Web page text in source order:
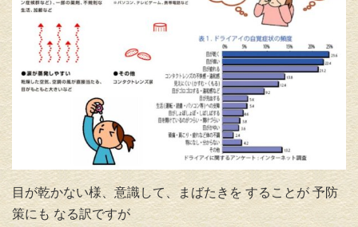
目が乾かない様、意識して、まばたきを することが 予防
策にも なる訳ですが